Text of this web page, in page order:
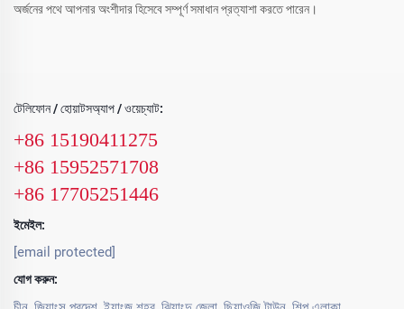
অর্জনের পথে আপনার অংশীদার হিসেবে সম্পূর্ণ সমাধান প্রত্যাশা করতে পারেন।
টেলিফোন / হোয়াটসঅ্যাপ / ওয়েচ্যাট:
+86 15190411275
+86 15952571708
+86 17705251446
ইমেইল:
[email protected]
যোগ করুন: